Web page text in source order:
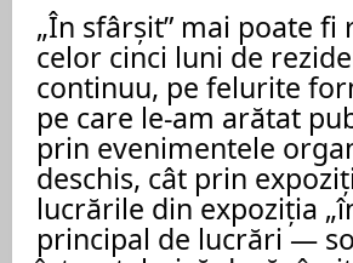
„În sfârșit” mai poate fi
celor cinci luni de
continuu, pe felurite
pe care le-am arătat
prin evenimentele
deschis, cât prin
lucrările din expoziția
principal de lucrări —